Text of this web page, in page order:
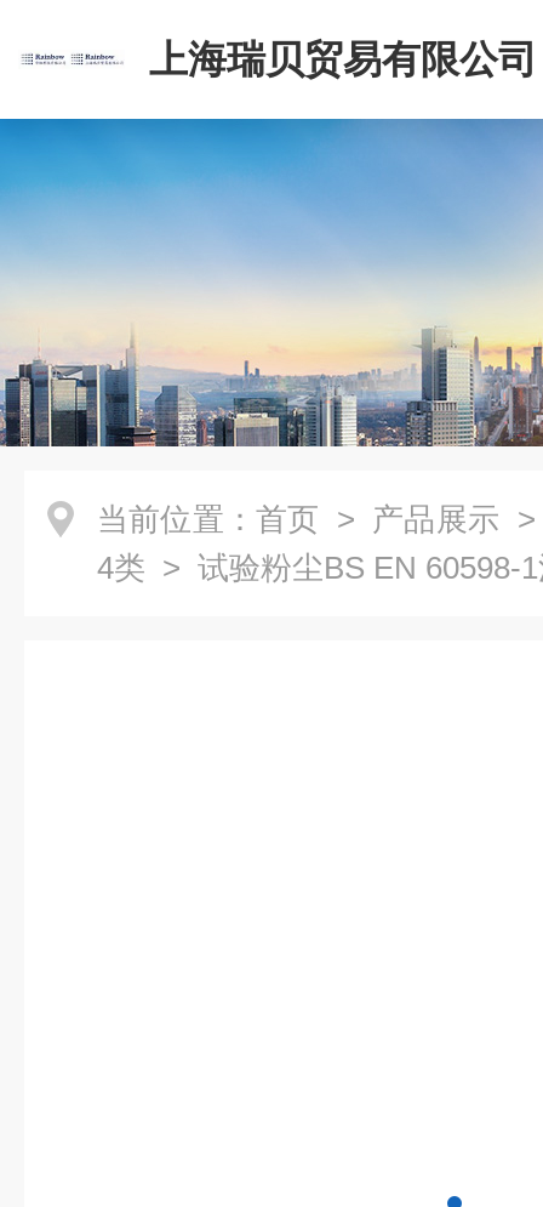
上海瑞贝贸易有限公司
当前位置： 首页 > 产品展示
4类 > 试验粉尘BS EN 60598-